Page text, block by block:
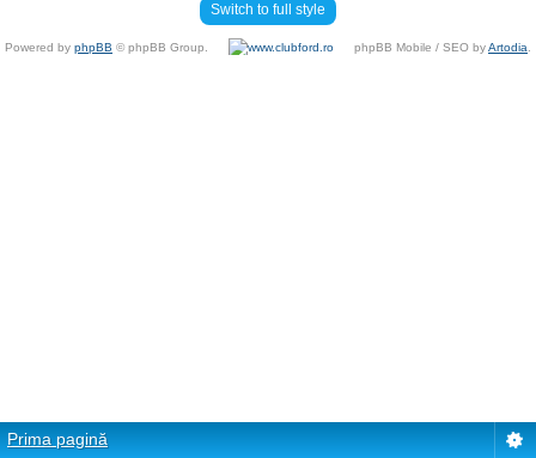
Switch to full style
Powered by phpBB © phpBB Group. phpBB Mobile / SEO byArtodia
Prima pagină